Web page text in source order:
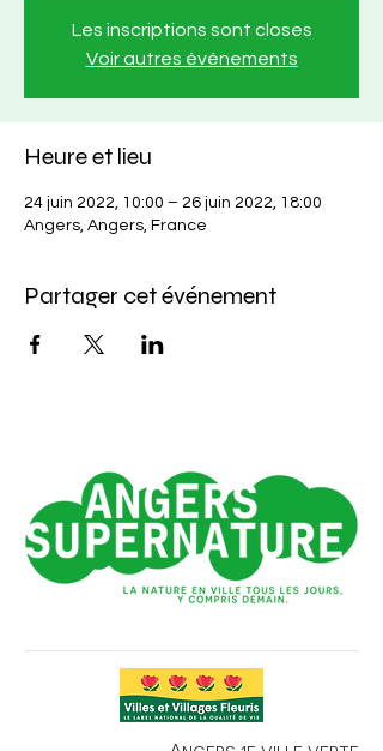
Les inscriptions sont closes
Voir autres événements
Heure et lieu
24 juin 2022, 10:00 – 26 juin 2022, 18:00
Angers, Angers, France
Partager cet événement